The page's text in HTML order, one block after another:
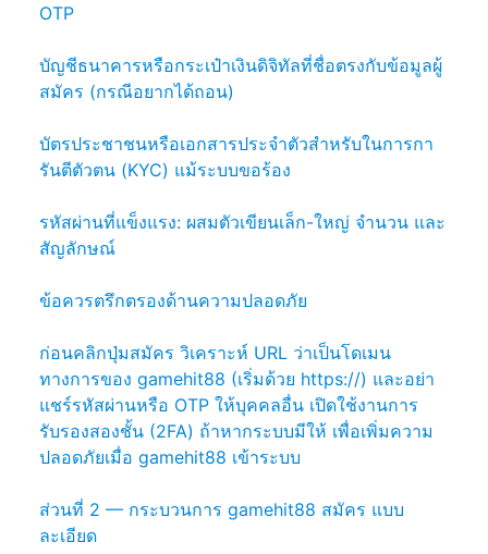
OTP
บัญชีธนาคารหรือกระเป๋าเงินดิจิทัลที่ชื่อตรงกับข้อมูลผู้
สมัคร (กรณีอยากได้ถอน)
บัตรประชาชนหรือเอกสารประจำตัวสำหรับในการกา
รันตีตัวตน (KYC) แม้ระบบขอร้อง
รหัสผ่านที่แข็งแรง: ผสมตัวเขียนเล็ก-ใหญ่ จำนวน และ
สัญลักษณ์
ข้อควรตรึกตรองด้านความปลอดภัย
ก่อนคลิกปุ่มสมัคร วิเคราะห์ URL ว่าเป็นโดเมน
ทางการของ gamehit88 (เริ่มด้วย https://) และอย่า
แชร์รหัสผ่านหรือ OTP ให้บุคคลอื่น เปิดใช้งานการ
รับรองสองชั้น (2FA) ถ้าหากระบบมีให้ เพื่อเพิ่มความ
ปลอดภัยเมื่อ gamehit88 เข้าระบบ
ส่วนที่ 2 — กระบวนการ gamehit88 สมัคร แบบ
ละเอียด